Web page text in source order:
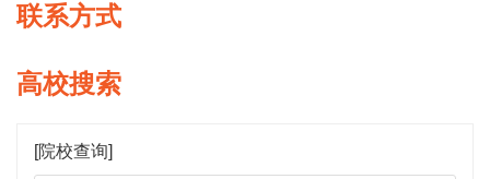
联系方式
高校搜索
[院校查询]